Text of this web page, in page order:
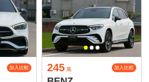
加入比較 245 萬 加入比較